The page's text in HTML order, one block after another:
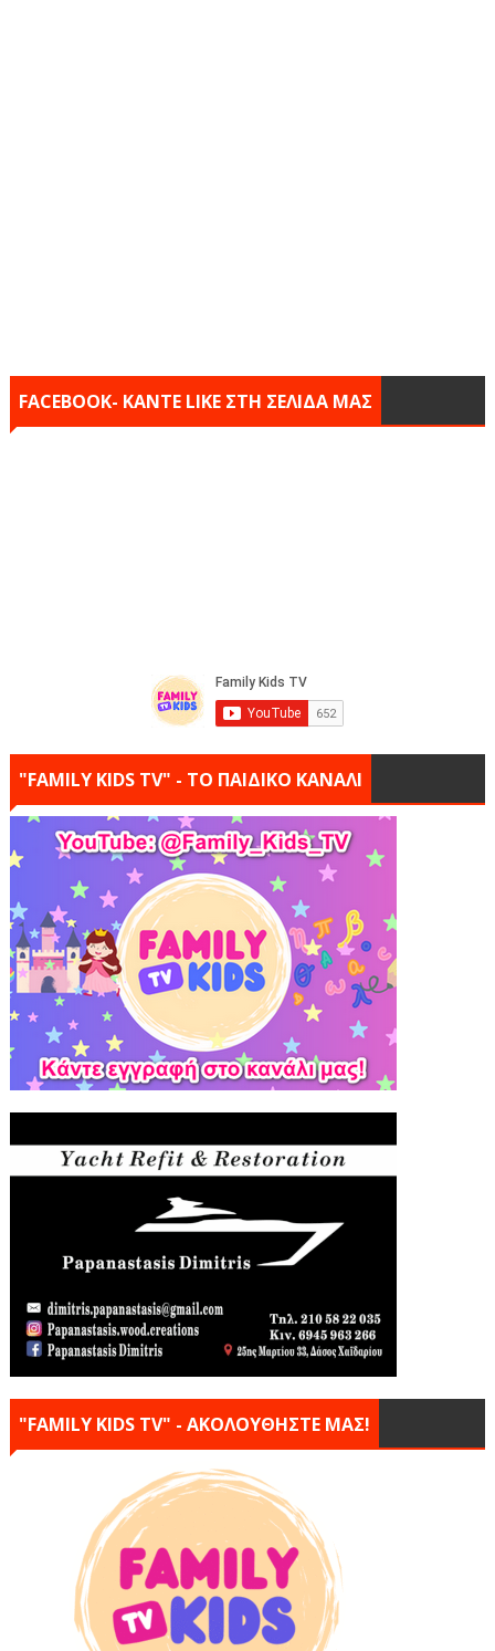
FACEBOOK- KANTE LIKE ΣΤΗ ΣΕΛΙΔΑ ΜΑΣ
"FAMILY KIDS TV" - ΤΟ ΠΑΙΔΙΚΟ ΚΑΝΑΛΙ
"FAMILY KIDS TV" - ΑΚΟΛΟΥΘΗΣΤΕ ΜΑΣ!